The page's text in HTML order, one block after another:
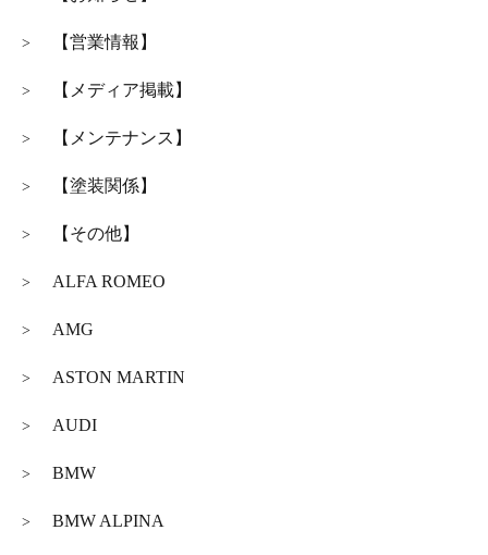
> 【営業情報】
> 【メディア掲載】
> 【メンテナンス】
> 【塗装関係】
> 【その他】
> ALFA ROMEO
> AMG
> ASTON MARTIN
> AUDI
> BMW
> BMW ALPINA